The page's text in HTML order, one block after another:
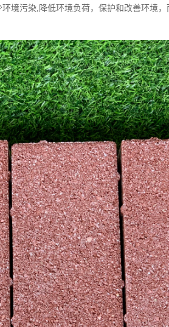
境污染,降低环境负荷，保护和改善环境，